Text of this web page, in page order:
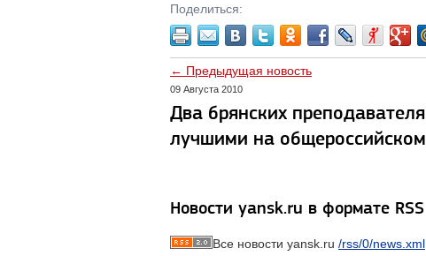
Поделиться:
← Предыдущая новость
09 Августа 2010
Два брянских
лучшими на
Новости yansk.ru в формате RSS
Все новости yansk.ru /rss/0/news.xml